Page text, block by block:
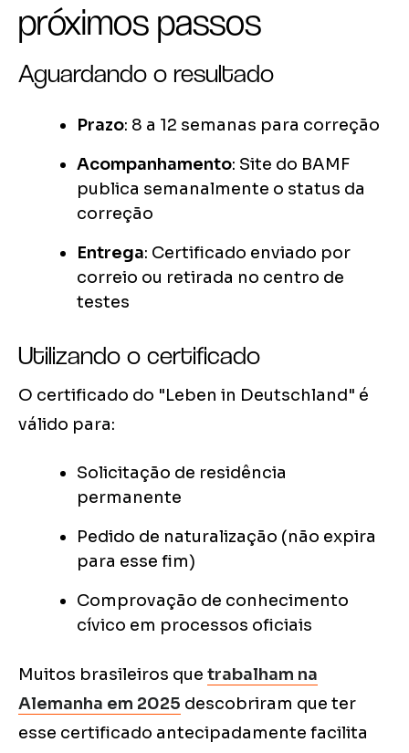
próximos passos
Aguardando o resultado
Prazo: 8 a 12 semanas para correção
Acompanhamento: Site do BAMF
publica semanalmente o status da
correção
Entrega: Certificado enviado por
correio ou retirada no centro de
testes
Utilizando o certificado
O certificado do "Leben in Deutschland" é
válido para:
Solicitação de residência
permanente
Pedido de naturalização (não expira
para esse fim)
Comprovação de conhecimento
cívico em processos oficiais
Muitos brasileiros que trabalham na
Alemanha em 2025 descobriram que ter
esse certificado antecipadamente facilita